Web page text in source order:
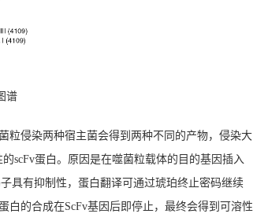
谱
粒侵染两种宿主菌会得到两种不同的产物，侵染大
scFv蛋白。原因是在噬菌粒载体的目的基因插入
具有抑制性，蛋白翻译可通过琥珀终止密码继续
白的合成在ScFv基因后即停止，最终会得到可溶性